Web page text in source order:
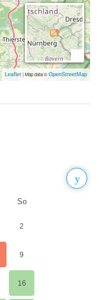
Thermalbad
Wunsiedel,
mit Eislaufhalle,
Leaflet |Map data ©OpenStreetMap
So
2
9
16